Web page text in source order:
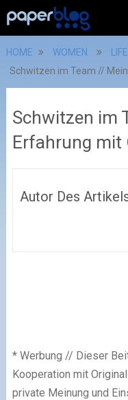
HOME WOMEN
Schwitzen im Team //
Schwitzen im
Erfahrung mit
Autor Des
* Werbung // Dieser
Kooperation mit
private Meinung und